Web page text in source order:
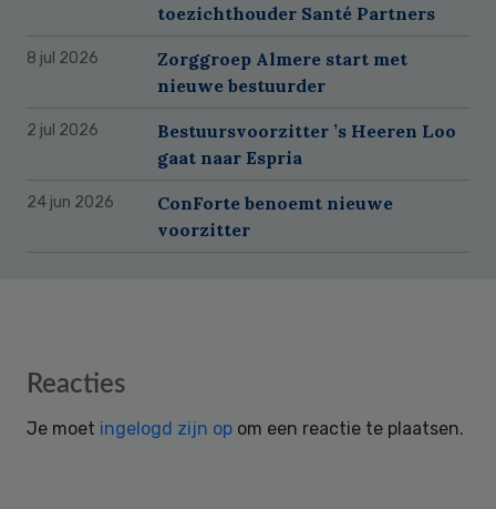
toezichthouder Santé Partners
8 jul 2026
Zorggroep Almere start met
nieuwe bestuurder
2 jul 2026
Bestuursvoorzitter ’s Heeren Loo
gaat naar Espria
24 jun 2026
ConForte benoemt nieuwe
voorzitter
Reader
Reacties
Je moet ingelogd zijn op om een reactie te plaatsen.